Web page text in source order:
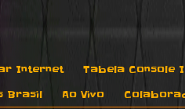
Internet Tabela Console
Brasil Ao Vivo